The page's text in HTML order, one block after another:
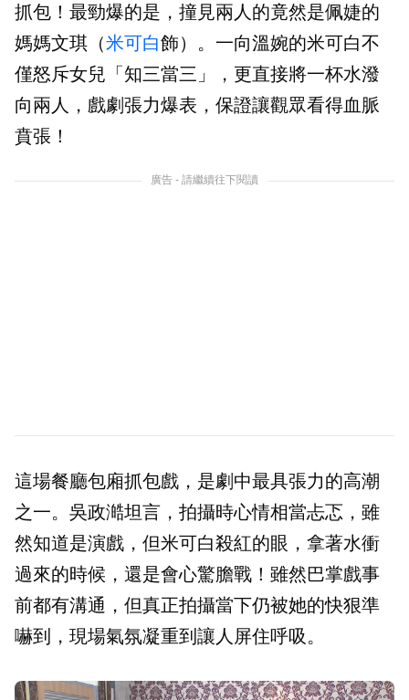
抓包！最勁爆的是，撞見兩人的竟然是佩婕的
媽媽文琪（米可白飾）。一向溫婉的米可白不
僅怒斥女兒「知三當三」，更直接將一杯水潑
向兩人，戲劇張力爆表，保證讓觀眾看得血脈
賁張！
廣告 - 請繼續往下閱讀
這場餐廳包廂抓包戲，是劇中最具張力的高潮
之一。吳政澔坦言，拍攝時心情相當忐忑，雖
然知道是演戲，但米可白殺紅的眼，拿著水衝
過來的時候，還是會心驚膽戰！雖然巴掌戲事
前都有溝通，但真正拍攝當下仍被她的快狠準
嚇到，現場氣氛凝重到讓人屏住呼吸。